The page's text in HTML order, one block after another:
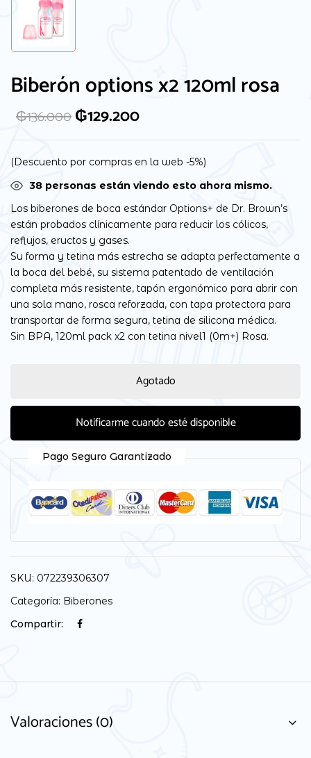
Biberón options x2 120ml rosa
₲136.000₲129.200
(Descuento por compras en la web -5%)
38 personas están viendo esto ahora mismo.
Los biberones de boca estándar Options+ de Dr. Brown’s
están probados clínicamente para reducir los cólicos,
reflujos, eructos y gases.
Su forma y tetina más estrecha se adapta perfectamente a
la boca del bebé, su sistema patentado de ventilación
completa más resistente, tapón ergonómico para abrir con
una sola mano, rosca reforzada, con tapa protectora para
transportar de forma segura, tetina de silicona médica.
Sin BPA, 120ml pack x2 con tetina nivel1 (0m+) Rosa.
Agotado
Notificarme cuando esté disponible
Pago Seguro Garantizado
SKU: 072239306307
Categoría: Biberones
Compartir:
Valoraciones (0)